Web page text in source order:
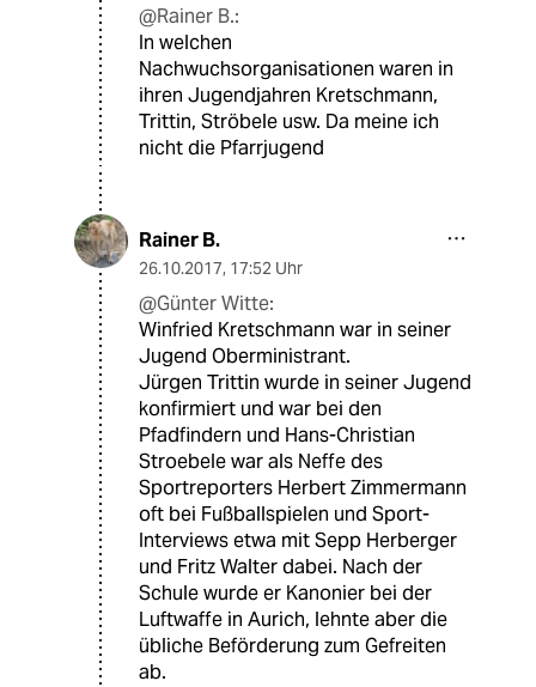
@Rainer B.:
In welchen
Nachwuchsorganisationen waren in
ihren Jugendjahren Kretschmann,
Trittin, Ströbele usw. Da meine ich
nicht die Pfarrjugend
Rainer B.
26.10.2017, 17:52 Uhr
@Günter Witte:
Winfried Kretschmann war in seiner
Jugend Oberministrant.
Jürgen Trittin wurde in seiner Jugend
konfirmiert und war bei den
Pfadfindern und Hans-Christian
Stroebele war als Neffe des
Sportreporters Herbert Zimmermann
oft bei Fußballspielen und Sport-
Interviews etwa mit Sepp Herberger
und Fritz Walter dabei. Nach der
Schule wurde er Kanonier bei der
Luftwaffe in Aurich, lehnte aber die
übliche Beförderung zum Gefreiten
ab.